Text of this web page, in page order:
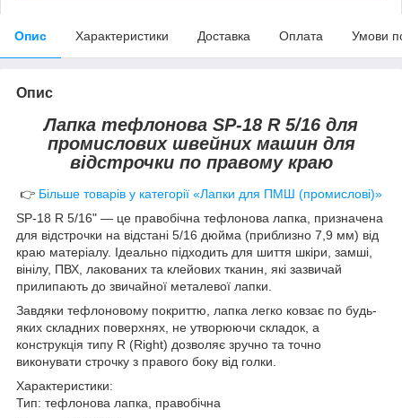
Опис Характеристики Доставка Оплата Умови
Опис
Лапка тефлонова SP-18 R 5/16 для
промислових швейних машин для
відстрочки по правому краю
👉 Більше товарів у категорії «Лапки для ПМШ (промислові)»
SP-18 R 5/16" — це правобічна тефлонова лапка, призначена
для відстрочки на відстані 5/16 дюйма (приблизно 7,9 мм) від
краю матеріалу. Ідеально підходить для шиття шкіри, замші,
вінілу, ПВХ, лакованих та клейових тканин, які зазвичай
прилипають до звичайної металевої лапки.
Завдяки тефлоновому покриттю, лапка легко ковзає по будь-
яких складних поверхнях, не утворюючи складок, а
конструкція типу R (Right) дозволяє зручно та точно
виконувати строчку з правого боку від голки.
Характеристики:
Тип: тефлонова лапка, правобічна